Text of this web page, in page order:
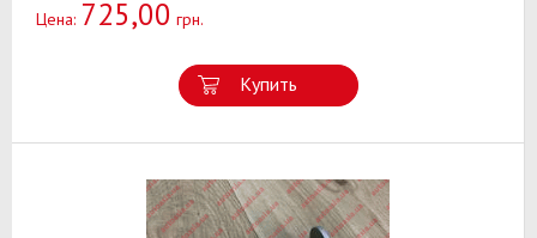
Цена: 725,00 грн.
Купить